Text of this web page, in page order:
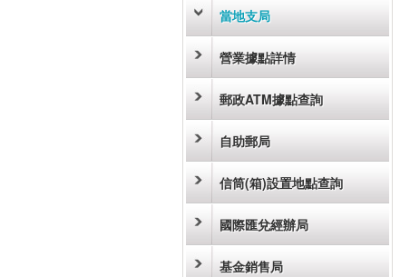
當地支局
營業據點詳情
郵政ATM據點查詢
自助郵局
信筒(箱)設置地點查詢
國際匯兌經辦局
基金銷售局